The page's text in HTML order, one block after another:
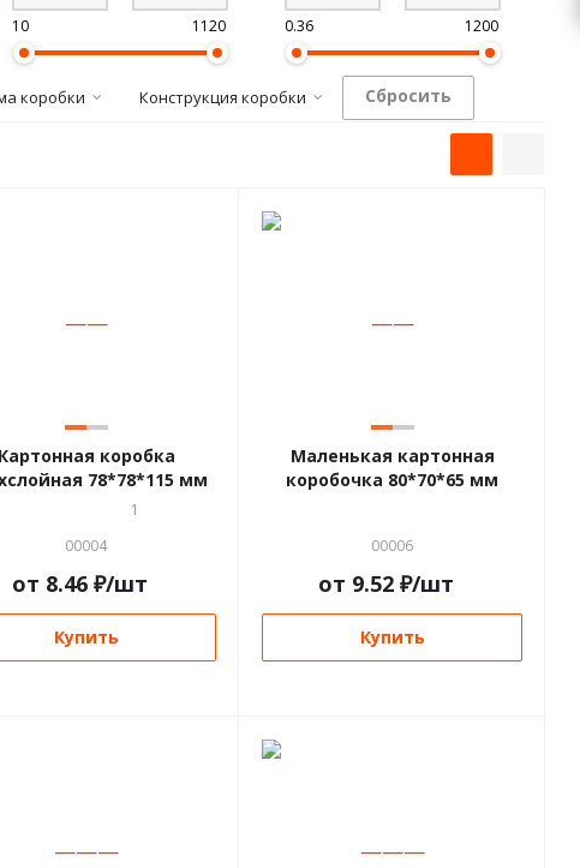
10 1120 0.36 1200
коробки Конструкция коробки Сбросить
——
Картонная коробка
78*78*115 мм
1
00004
от 8.46 ₽/шт
Купить
——
Маленькая картонная
коробочка 80*70*65 мм
00006
от 9.52 ₽/шт
Купить
——— ———